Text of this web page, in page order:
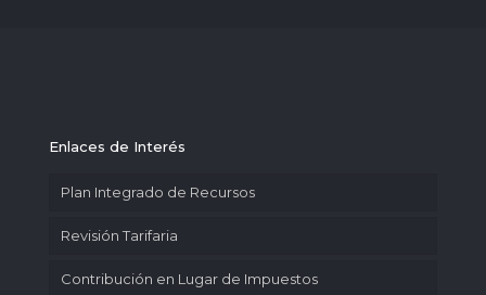
Enlaces de Interés
Plan Integrado de Recursos
Revisión Tarifaria
Contribución en Lugar de Impuestos